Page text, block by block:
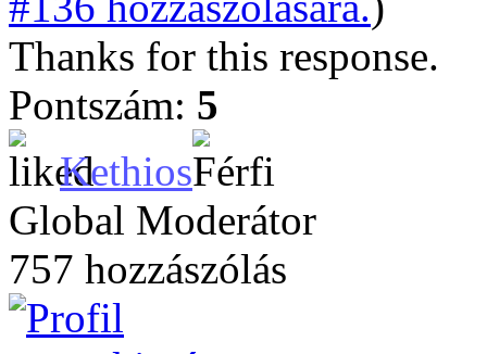
Thanks for this response.
Pontszám: 5
Kethios
Global Moderátor
757 hozzászólás